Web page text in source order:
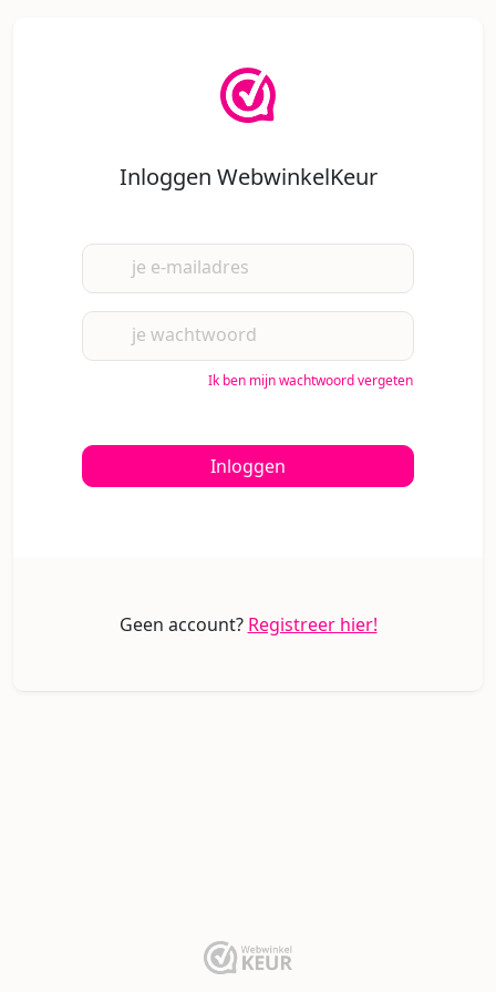
Inloggen WebwinkelKeur
je e-mailadres
je wachtwoord
Ik ben mijn wachtwoord vergeten
Inloggen
Geen account? Registreer hier!